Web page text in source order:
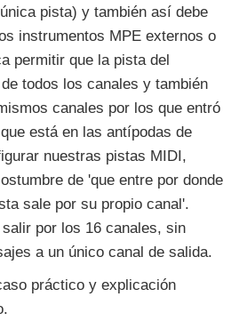
pista) y también así debe
instrumentos MPE externos o
permitir que la pista del
todos los canales y también
canales por los que entró
está en las antípodas de
nuestras pistas MIDI,
de 'que entre por donde
sale por su propio canal'.
por los 16 canales, sin
a un único canal de salida.
práctico y explicación